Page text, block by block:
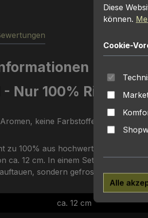
- Nur 100%
keine Farbstoffe, keine
zu 100% aus hochwertigem
ca. 12 cm. In einem Set sind 6x2
sondern gefrostet erhitzen.
ca. 12 cm
Diese
können.
Cookie-
Alle